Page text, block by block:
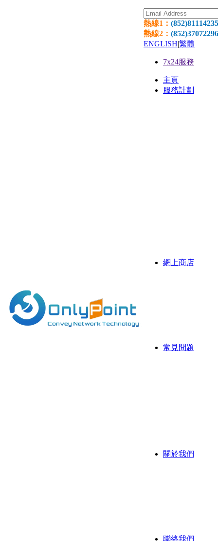
熱線1： (852)81114235
熱線2： (852)37072296
ENGLISH|繁體
7x24服務
主頁
服務計劃
網上商店
常見問題
關於我們
聯絡我們